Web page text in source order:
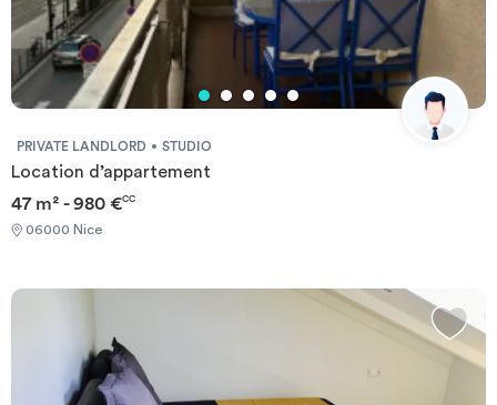
PRIVATE LANDLORD STUDIO
Location d’appartement
47 m² - 980 €CC
06000 Nice